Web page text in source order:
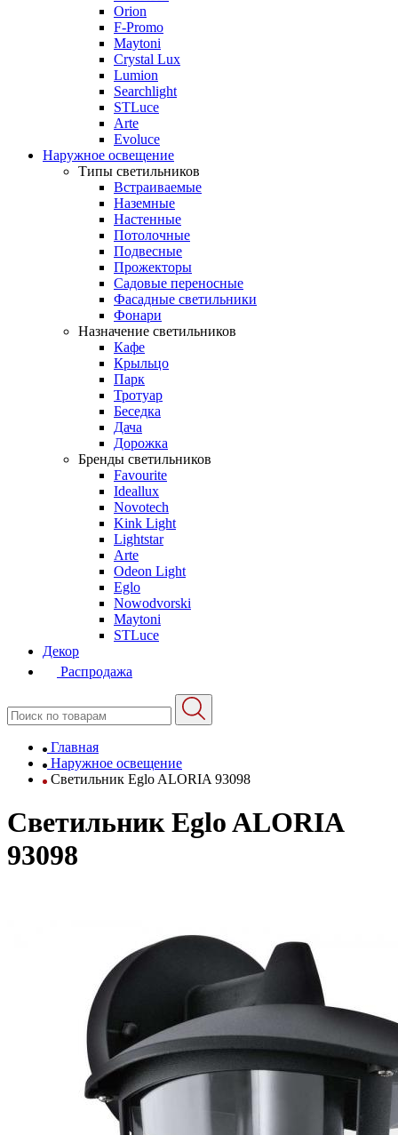
Orion
F-Promo
Maytoni
Crystal Lux
Lumion
Searchlight
STLuce
Arte
Evoluce
Наружное освещение
Типы светильников
Встраиваемые
Наземные
Настенные
Потолочные
Подвесные
Прожекторы
Садовые переносные
Фасадные светильники
Фонари
Назначение светильников
Кафе
Крыльцо
Парк
Тротуар
Беседка
Дача
Дорожка
Бренды светильников
Favourite
Ideallux
Novotech
Kink Light
Lightstar
Arte
Odeon Light
Eglo
Nowodvorski
Maytoni
STLuce
Декор
Распродажа
Главная
Наружное освещение
Светильник Eglo ALORIA 93098
Светильник Eglo ALORIA
93098